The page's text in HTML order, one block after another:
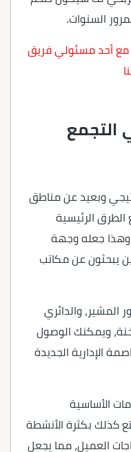
السنوات.
مع أحد مسئولي فريق
التجمع
وبعيد عن مناطق
الطرق الرئيسية
وهذا جعله وجهة
يبحثون عن مكاتب
المشير، والدائري
ويمكنك الوصول
الإدارية الجديدة
الأساسية
كذلك بكثرة الأنشطة
العميل، مما يجعل